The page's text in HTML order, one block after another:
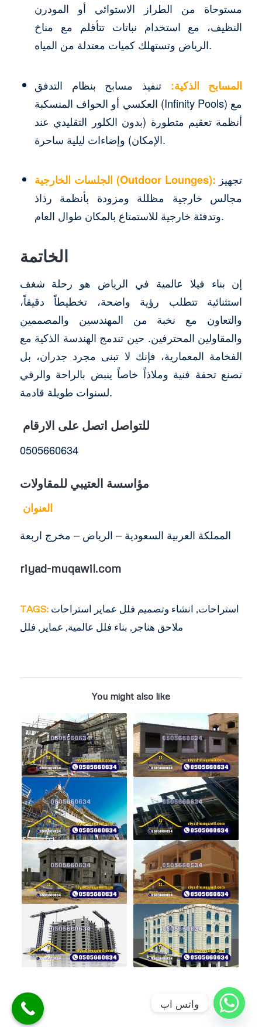
مستوحاة من الطراز الاستوائي أو المودرن
النظيف، مع استخدام نباتات تتأقلم مع مناخ
الرياض وتستهلك كميات معتدلة من المياه.
المسابح الذكية: تنفيذ مسابح بنظام التدفق
العكسي أو الحواف المنسكبة (Infinity Pools) مع
أنظمة تعقيم متطورة (بدون الكلور التقليدي عند
الإمكان) وإضاءات ليلية ساحرة.
الجلسات الخارجية (Outdoor Lounges):
مجالس خارجية مظللة ومزودة بأنظمة رذاذ
وتدفئة خارجية للاستمتاع بالمكان طوال العام.
الخاتمة
إن بناء فيلا عالمية في الرياض هو رحلة شغف
استثنائية تتطلب رؤية واضحة، تخطيطاً دقيقاً،
والتعاون مع نخبة من المهندسين والمصممين
والمقاولين المحترفين. حين تندمج الهندسة الذكية مع
الفخامة المعمارية، فإنك لا تبنى مجرد جدران، بل
تصنع تحفة فنية وملاذاً خاصاً ينبض بالراحة والرقي
لسنوات طويلة قادمة.
للتواصل اتصل على الارقام
0505660634
مؤاسسة العتيبي للمقاولات
العنوان
المملكة العربية السعودية – الرياض – مخرج اربعة
riyad-muqawil.com
TAGS: استراحات, انشاء وتصميم فلل عماير استراحات
ملاحق هناجر , بناء فلل عالمية, عماير , فلل
You might also like
واتس اب